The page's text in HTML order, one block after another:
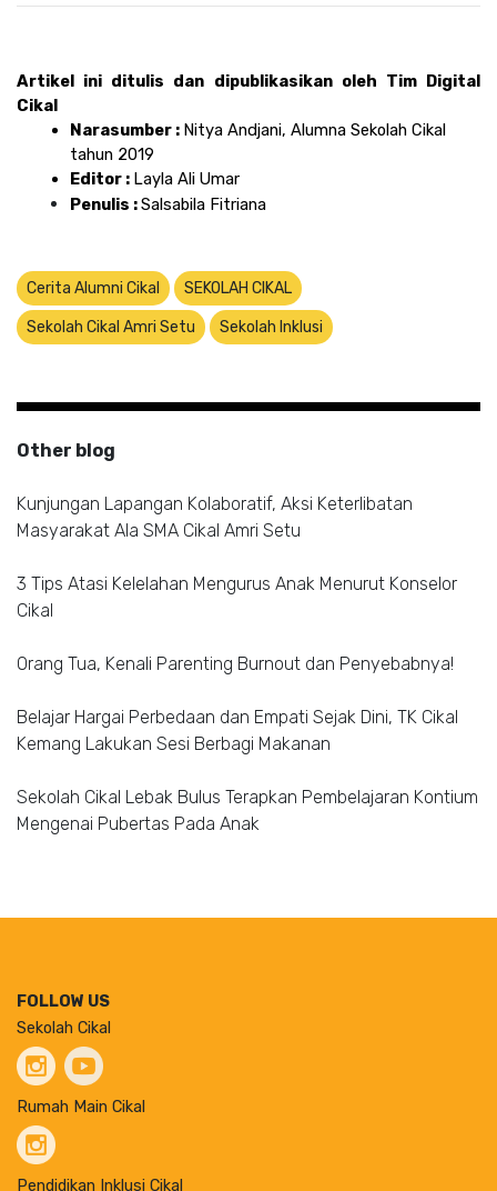
Artikel ini ditulis dan dipublikasikan oleh Tim Digital
Cikal
Narasumber : Nitya Andjani, Alumna Sekolah Cikal
tahun 2019
Editor : Layla Ali Umar
Penulis : Salsabila Fitriana
Cerita Alumni Cikal SEKOLAH CIKAL
Sekolah Cikal Amri Setu Sekolah Inklusi
Other blog
Kunjungan Lapangan Kolaboratif, Aksi Keterlibatan
Masyarakat Ala SMA Cikal Amri Setu
3 Tips Atasi Kelelahan Mengurus Anak Menurut Konselor
Cikal
Orang Tua, Kenali Parenting Burnout dan Penyebabnya!
Belajar Hargai Perbedaan dan Empati Sejak Dini, TK Cikal
Kemang Lakukan Sesi Berbagi Makanan
Sekolah Cikal Lebak Bulus Terapkan Pembelajaran Kontium
Mengenai Pubertas Pada Anak
FOLLOW US
Sekolah Cikal
Rumah Main Cikal
Pendidikan Inklusi Cikal